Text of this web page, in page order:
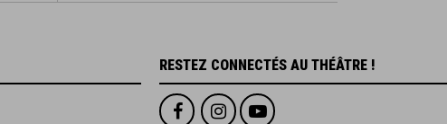
RESTEZ CONNECTÉS AU THÉÂTRE !